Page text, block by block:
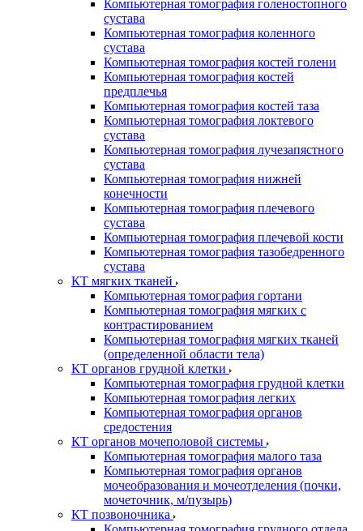
Компьютерная томография голеностопного
сустава
Компьютерная томография коленного
сустава
Компьютерная томография костей голени
Компьютерная томография костей
предплечья
Компьютерная томография костей таза
Компьютерная томография локтевого
сустава
Компьютерная томография лучезапястного
сустава
Компьютерная томография нижней
конечности
Компьютерная томография плечевого
сустава
Компьютерная томография плечевой кости
Компьютерная томография тазобедренного
сустава
КТ мягких тканей
Компьютерная томография гортани
Компьютерная томография мягких с
контрастированием
Компьютерная томография мягких тканей
(определенной области тела)
КТ органов грудной клетки
Компьютерная томография грудной клетки
Компьютерная томография легких
Компьютерная томография органов
средостения
КТ органов мочеполовой системы
Компьютерная томография малого таза
Компьютерная томография органов
мочеобразования и мочеотделения (почки,
мочеточник, м/пузырь)
КТ позвоночника